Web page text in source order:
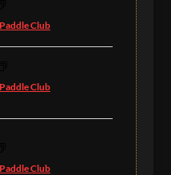
Club
Club
Club